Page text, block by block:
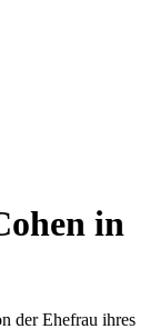
in
der Ehefrau ihres